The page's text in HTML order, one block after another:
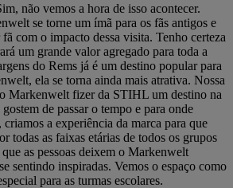
não vemos a hora de isso acontecer.
se torne um ímã para os fãs antigos e
com o impacto dessa visita. Tenho certeza
um grande valor agregado para toda a
do Rems já é um destino popular para
ela se torna ainda mais atrativa. Nossa
o Markenwelt fizer da STIHL um destino na
de passar o tempo e para onde
a experiência da marca para que
todas as faixas etárias de todos os grupos
as pessoas deixem o Markenwelt
sentindo inspiradas. Vemos o espaço como
para as turmas escolares.